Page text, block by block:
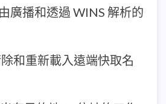
廣播和透過 WINS 解析的
和重新載入遠端快取名